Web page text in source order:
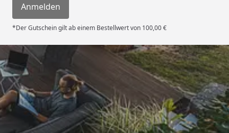
Anmelden
*Der Gutschein gilt ab einem Bestellwert von 100,00 €
Trusted Shops
4,67/ 5